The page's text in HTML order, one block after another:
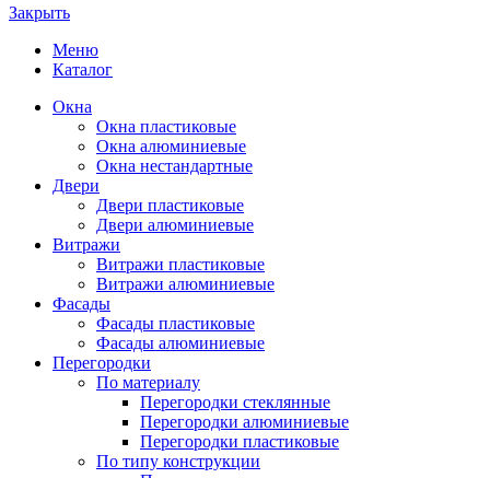
Закрыть
Меню
Каталог
Окна
Окна пластиковые
Окна алюминиевые
Окна нестандартные
Двери
Двери пластиковые
Двери алюминиевые
Витражи
Витражи пластиковые
Витражи алюминиевые
Фасады
Фасады пластиковые
Фасады алюминиевые
Перегородки
По материалу
Перегородки стеклянные
Перегородки алюминиевые
Перегородки пластиковые
По типу конструкции